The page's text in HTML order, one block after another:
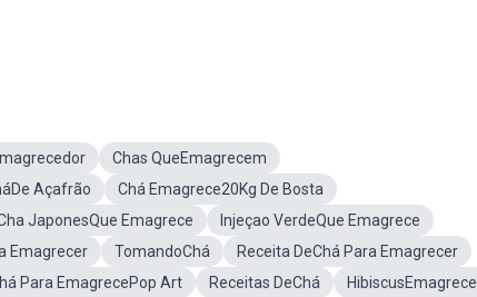
Chas QueEmagrecem
Açafrão
Chá Emagrece20Kg De Bosta
JaponesQue Emagrece
Injeçao VerdeQue Emagrece
Emagrecer TomandoChá
Receita DeChá Para Emagrecer
Para EmagrecePop Art Receitas DeChá
HibiscusEmagrece